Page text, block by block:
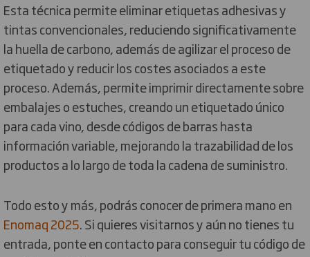
Esta técnica permite eliminar etiquetas adhesivas y
tintas convencionales, reduciendo significativamente
la huella de carbono, además de agilizar el proceso de
etiquetado y reducir los costes asociados a este
proceso. Además, permite imprimir directamente sobre
embalajes o estuches, creando un etiquetado único
para cada vino, desde códigos de barras hasta
información variable, mejorando la trazabilidad de los
productos a lo largo de toda la cadena de suministro.
Todo esto y más, podrás conocer de primera mano en
Enomaq 2025. Si quieres visitarnos y aún no tienes tu
entrada, ponte en contacto para conseguir tu código de